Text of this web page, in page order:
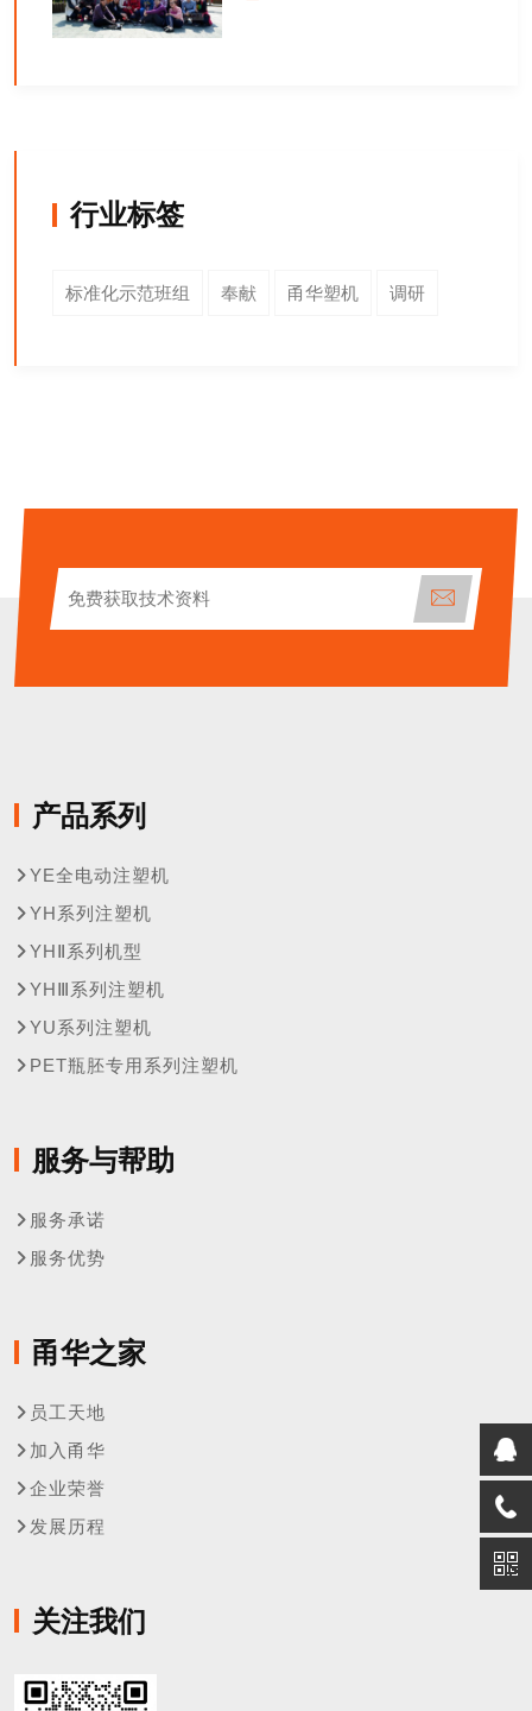
行业标签
标准化示范班组 奉献 甬华塑机 调研
产品系列
YE全电动注塑机
YH系列注塑机
YHⅡ系列机型
YHⅢ系列注塑机
YU系列注塑机
PET瓶胚专用系列注塑机
服务与帮助
服务承诺
服务优势
甬华之家
员工天地
加入甬华
企业荣誉
发展历程
关注我们